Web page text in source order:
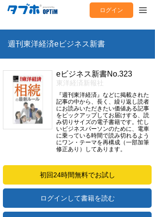
ログイン
週刊東洋経済eビジネス新書
eビジネス新書No.323
東洋経済新報社
『週刊東洋経済』などに掲載された
記事の中から、長く、繰り返し読者
にお読みいただきたい価値ある記事
をピックアップしてお届けする、読
み切りサイズの電子書籍です。忙し
いビジネスパーソンのために、電車
に乗っている時間で読み切れるよう
にワン・テーマを再構成（一部加筆
修正あり）してあります。
初回24時間無料でお試し
ログインして書籍を読む